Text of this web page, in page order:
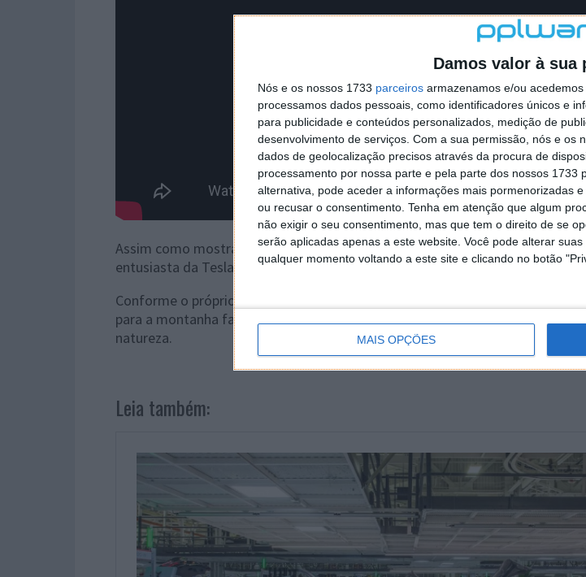
Damos valor à sua
Nós e os nossos 1733 parceiros armazenamos e/ou
processamos dados pessoais, como identificadores únicos e
para publicidade e conteúdos personalizados, medição de
desenvolvimento de serviços. Com a sua permissão, nós e os
dados de geolocalização precisos através da procura de
processamento por nossa parte e pela parte dos nossos 1733
alternativa, pode aceder a informações mais pormenorizadas
ou recusar o consentimento. Tenha em atenção que algum
não exigir o seu consentimento, mas que tem o direito de se
serão aplicadas apenas a este website. Você pode alterar
qualquer momento voltando a este site e clicando no botão
MAIS OPÇÕES
Assim como mostra o vídeo, este Model Y pertence a Brian Jenkins (i1Tesla
entusiasta da Tesla que desde há muito tempo se dedica à marca e aos
Conforme o próprio refere, enquanto não chega a
para a montanha faz as despesas abrindo horizontes em terrenos mais
natureza.
Leia também: